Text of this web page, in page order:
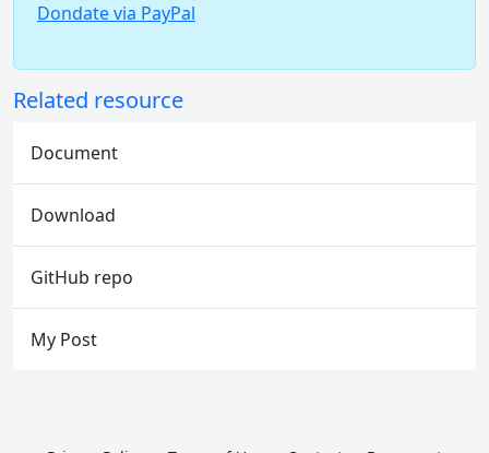
Dondate via PayPal
Related resource
Document
Download
GitHub repo
My Post